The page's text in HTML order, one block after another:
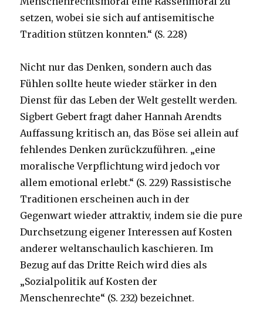
setzen, wobei sie sich auf antisemitische
Tradition stützen konnten.“ (S. 228)
Nicht nur das Denken, sondern auch das
Fühlen sollte heute wieder stärker in den
Dienst für das Leben der Welt gestellt werden.
Sigbert Gebert fragt daher Hannah Arendts
Auffassung kritisch an, das Böse sei allein auf
fehlendes Denken zurückzuführen. „eine
moralische Verpflichtung wird jedoch vor
allem emotional erlebt.“ (S. 229) Rassistische
Traditionen erscheinen auch in der
Gegenwart wieder attraktiv, indem sie die pure
Durchsetzung eigener Interessen auf Kosten
anderer weltanschaulich kaschieren. Im
Bezug auf das Dritte Reich wird dies als
„Sozialpolitik auf Kosten der
Menschenrechte“ (S. 232) bezeichnet.